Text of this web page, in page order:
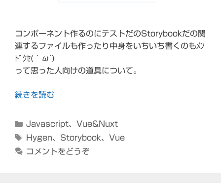
コンポーネント作るのにテストだのStorybookだの関
連するファイルも作ったり中身をいちいち書くのもﾒﾝ
ﾄﾞｸｾ(´ω`)
って思った人向けの道具について。
続きを読む
カ
テ
Javascript、 Vue&Nuxt
タ
グ
Hygen、 Storybook、 Vue
コメントをどうぞ